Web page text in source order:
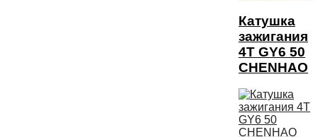
Катушка
зажигания
4T GY6 50
CHENHAO